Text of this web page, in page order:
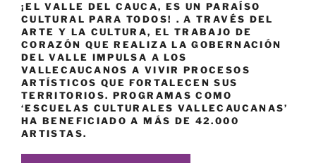
¡EL VALLE DEL CAUCA, ES UN PARAÍSO
CULTURAL PARA TODOS! . A TRAVÉS DEL
ARTE Y LA CULTURA, EL TRABAJO DE
CORAZÓN QUE REALIZA LA GOBERNACIÓN
DEL VALLE IMPULSA A LOS
VALLECAUCANOS A VIVIR PROCESOS
ARTÍSTICOS QUE FORTALECEN SUS
TERRITORIOS. PROGRAMAS COMO
‘ESCUELAS CULTURALES VALLECAUCANAS’
HA BENEFICIADO A MÁS DE 42.000
ARTISTAS.